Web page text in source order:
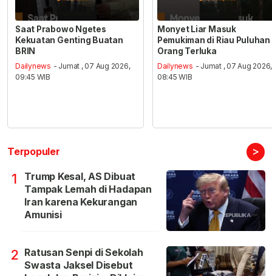
Saat Prabowo Ngetes
Kekuatan Genting Buatan
BRIN
Dailynews - Jumat , 07 Aug 2026,
09:45 WIB
Monyet Liar Masuk
Pemukiman di Riau Puluhan
Orang Terluka
Dailynews - Jumat , 07 Aug 2026,
08:45 WIB
Terpopuler >
1
Trump Kesal, AS Dibuat
Tampak Lemah di Hadapan
Iran karena Kekurangan
Amunisi
2 Ratusan Senpi di Sekolah
Swasta Jaksel Disebut